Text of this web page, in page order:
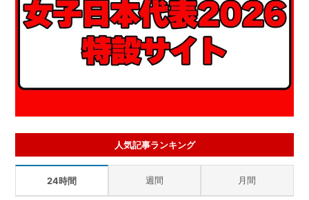
人気記事ランキング
24時間 週間 月間